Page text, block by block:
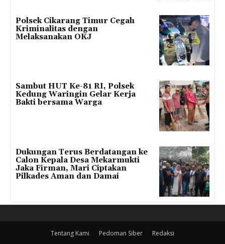
Polsek Cikarang Timur Cegah
Kriminalitas dengan
Melaksanakan OKJ
Sambut HUT Ke-81 RI, Polsek
Kedung Waringin Gelar Kerja
Bakti bersama Warga
Dukungan Terus Berdatangan ke
Calon Kepala Desa Mekarmukti
Jaka Firman, Mari Ciptakan
Pilkades Aman dan Damai
Tentang Kami Pedoman Siber Redaksi